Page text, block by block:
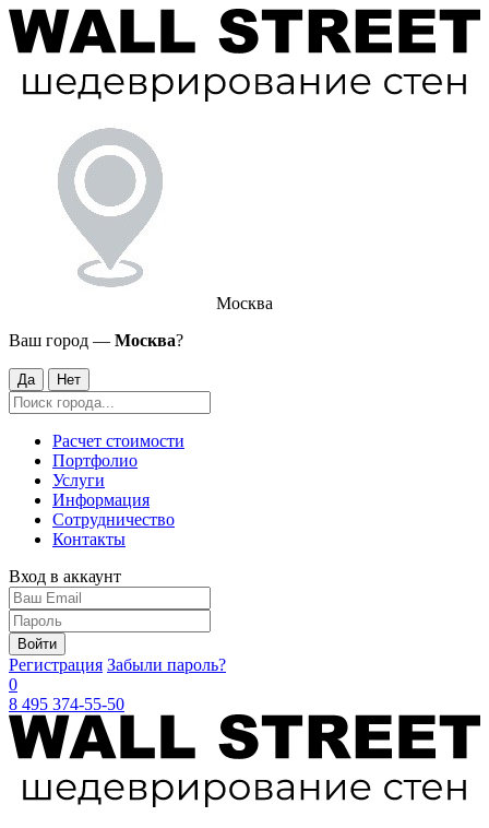
Москва
Ваш город — Москва?
Да Нет
Расчет стоимости
Портфолио
Услуги
Информация
Сотрудничество
Контакты
Вход в аккаунт
Войти
Регистрация Забыли пароль?
0
8 495 374-55-50